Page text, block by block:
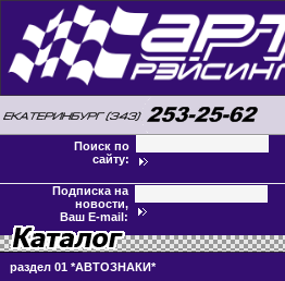
Поиск по
сайту:
Подписка на
новости,
Ваш E-mail:
раздел 01 *АВТОЗНАКИ*